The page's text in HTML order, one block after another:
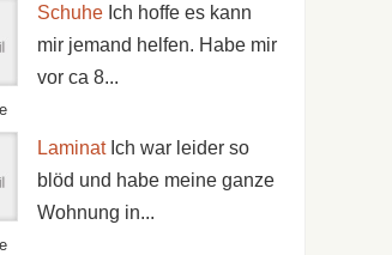
Schuhe Ich hoffe es kann
mir jemand helfen. Habe mir
vor ca 8...
Laminat Ich war leider so
blöd und habe meine ganze
Wohnung in...